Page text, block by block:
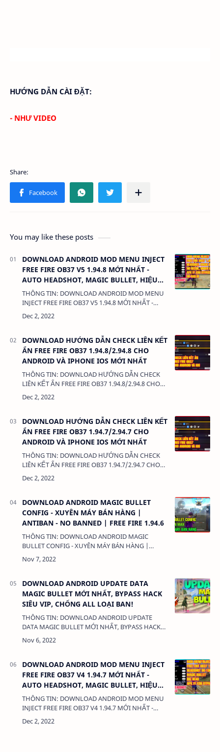
HƯỚNG DẪN CÀI ĐẶT:
- NHƯ VIDEO
You may like these posts
DOWNLOAD ANDROID MOD MENU INJECT
FREE FIRE OB37 V5 1.94.8 MỚI NHẤT -
AUTO HEADSHOT, MAGIC BULLET, HIỆU
ỨNG CHÂN, MAGIC BULLET CONFIG
THÔNG TIN: DOWNLOAD ANDROID MOD MENU
INJECT FREE FIRE OB37 V5 1.94.8 MỚI NHẤT -
AUTO HEADSHOT, MAGIC BULLET, HIỆU ỨNG
CHÂN, MAGIC BULLET CONFIG DUNG LƯỢNG:
DOWNLOAD HƯỚNG DẪN CHECK LIÊN KẾT
ẨN FREE FIRE OB37 1.94.8/2.94.8 CHO
ANDROID VÀ IPHONE IOS MỚI NHẤT
THÔNG TIN: DOWNLOAD HƯỚNG DẪN CHECK
LIÊN KẾT ẨN FREE FIRE OB37 1.94.8/2.94.8 CHO
ANDROID VÀ IPHONE IOS MỚI NHẤT DUNG
DOWNLOAD HƯỚNG DẪN CHECK LIÊN KẾT
ẨN FREE FIRE OB37 1.94.7/2.94.7 CHO
ANDROID VÀ IPHONE IOS MỚI NHẤT
THÔNG TIN: DOWNLOAD HƯỚNG DẪN CHECK
LIÊN KẾT ẨN FREE FIRE OB37 1.94.7/2.94.7 CHO
ANDROID VÀ IPHONE IOS MỚI NHẤT DUNG
DOWNLOAD ANDROID MAGIC BULLET
CONFIG - XUYÊN MÁY BÁN HÀNG |
ANTIBAN - NO BANNED | FREE FIRE 1.94.6
THÔNG TIN: DOWNLOAD ANDROID MAGIC
BULLET CONFIG - XUYÊN MÁY BÁN HÀNG |
ANTIBAN - NO BANNED | FREE FIRE 1.94.6 DUNG
LƯỢNG: 1MB LINK: (adsbygoogle =
DOWNLOAD ANDROID UPDATE DATA
MAGIC BULLET MỚI NHẤT, BYPASS HACK
SIÊU VIP, CHỐNG ALL LOẠI BAN!
THÔNG TIN: DOWNLOAD ANDROID UPDATE
DATA MAGIC BULLET MỚI NHẤT, BYPASS HACK
SIÊU VIP, CHỐNG ALL LOẠI BAN! DUNG LƯỢNG:
1MB LINK: (adsbygoogle =
DOWNLOAD ANDROID MOD MENU INJECT
FREE FIRE OB37 V4 1.94.7 MỚI NHẤT -
AUTO HEADSHOT, MAGIC BULLET, HIỆU
ỨNG CHÂN, MAGIC BULLET CONFIG
THÔNG TIN: DOWNLOAD ANDROID MOD MENU
INJECT FREE FIRE OB37 V4 1.94.7 MỚI NHẤT -
AUTO HEADSHOT, MAGIC BULLET, HIỆU ỨNG
CHÂN, MAGIC BULLET CONFIG DUNG LƯỢNG: